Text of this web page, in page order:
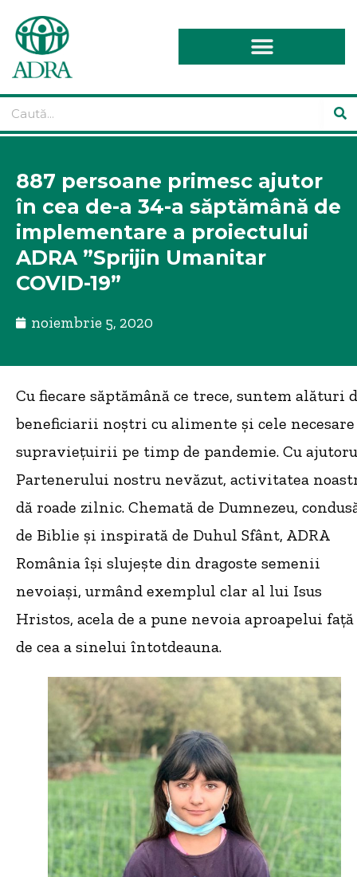
887 persoane primesc ajutor
în cea de-a 34-a săptămână de
implementare a proiectului
ADRA ”Sprijin Umanitar
COVID-19”
noiembrie 5, 2020
Cu fiecare săptămână ce trece, suntem alături
beneficiarii noștri cu alimente și cele necesare
supraviețuirii pe timp de pandemie. Cu
Partenerului nostru nevăzut, activitatea
dă roade zilnic. Chemată de Dumnezeu,
de Biblie și inspirată de Duhul Sfânt, ADRA
România își slujește din dragoste semenii
nevoiași, urmând exemplul clar al lui Isus
Hristos, acela de a pune nevoia aproapelui față
de cea a sinelui întotdeauna.